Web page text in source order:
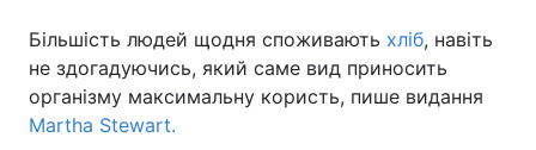
Більшість людей щодня споживають хліб, навіть
не здогадуючись, який саме вид приносить
організму максимальну користь, пише видання
Martha Stewart.